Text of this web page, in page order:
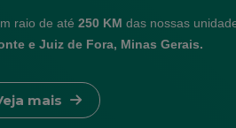
raio de até 250 KM das nossas
e Juiz de Fora, Minas Gerais.
mais